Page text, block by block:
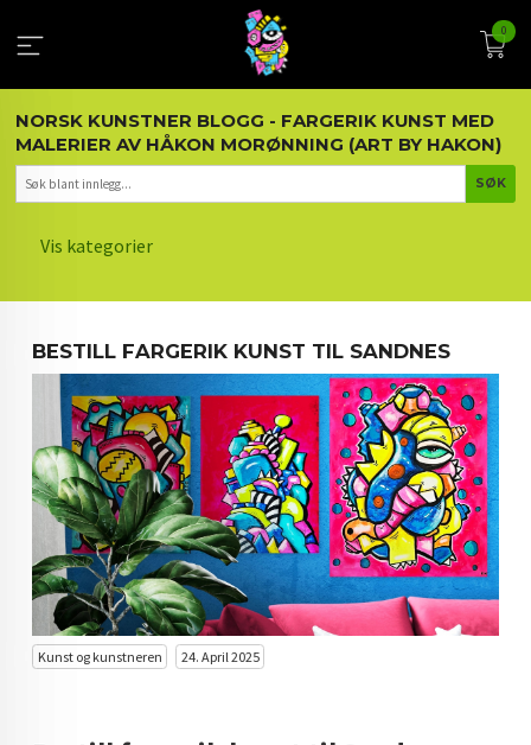
innholdet
0
NORSK KUNSTNER BLOGG - FARGERIK KUNST MED
MALERIER AV HÅKON MORØNNING (ART BY HAKON)
Vis kategorier
KUNST OG KUNSTNEREN
MALERIER BLOGG
ARTIKLER OM KUNST
INTERIØR OG KUNST
KUNST INVESTERING
KUNSTSTILER
FARGETEORI
BESTILL FARGERIK KUNST TIL SANDNES
Kunst og kunstneren 24. April 2025